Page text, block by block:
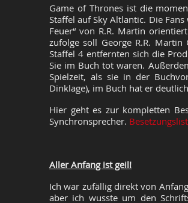
Game of Thrones ist die
Staffel auf Sky Altlantic. Die
Feuer“ von R.R. Martin
zufolge soll George R.R.
Staffel 4 entfernten sich die
Sie im Buch tot waren.
Spielzeit, als sie in der
Dinklage), im Buch hat er
Hier geht es zur kompletten
Synchronsprecher.
Aller Anfang ist geil!
Ich war zufällig direkt von
aber ich wusste um den